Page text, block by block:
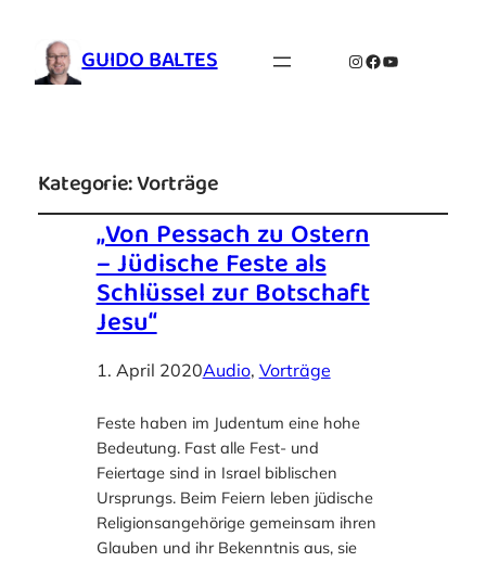
GUIDO BALTES Instagram
Facebook
YouTube
Kategorie:Vorträge
„Von Pessach zu Ostern
– Jüdische Feste als
Schlüssel zur Botschaft
Jesu“
1. April 2020Audio, Vorträge
Feste haben im Judentum eine hohe
Bedeutung. Fast alle Fest- und
Feiertage sind in Israel biblischen
Ursprungs. Beim Feiern leben jüdische
Religionsangehörige gemeinsam ihren
Glauben und ihr Bekenntnis aus, sie